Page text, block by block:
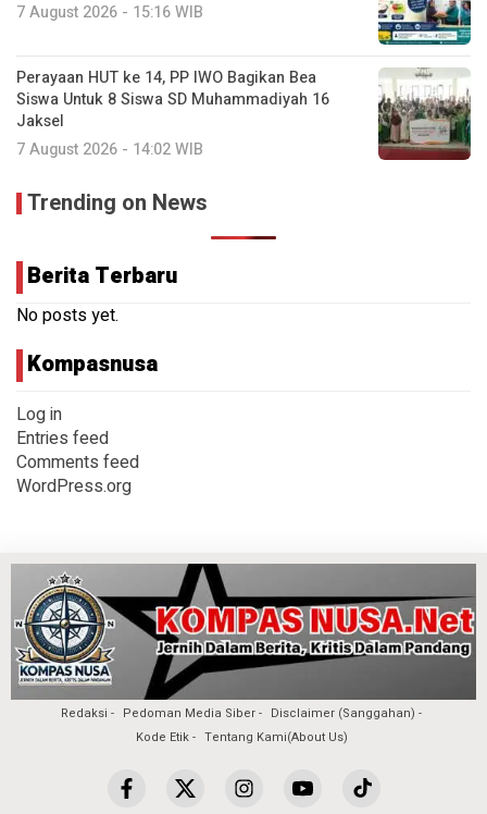
7 August 2026 - 15:16 WIB
Perayaan HUT ke 14, PP IWO Bagikan Bea
Siswa Untuk 8 Siswa SD Muhammadiyah 16
Jaksel
7 August 2026 - 14:02 WIB
Trending on News
Berita Terbaru
No posts yet.
Kompasnusa
Log in
Entries feed
Comments feed
WordPress.org
Redaksi Pedoman Media Siber
Disclaimer (Sanggahan)
Kode Etik
Tentang Kami(About Us)